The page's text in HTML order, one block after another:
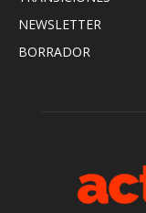
NEWSLETTER
BORRADOR